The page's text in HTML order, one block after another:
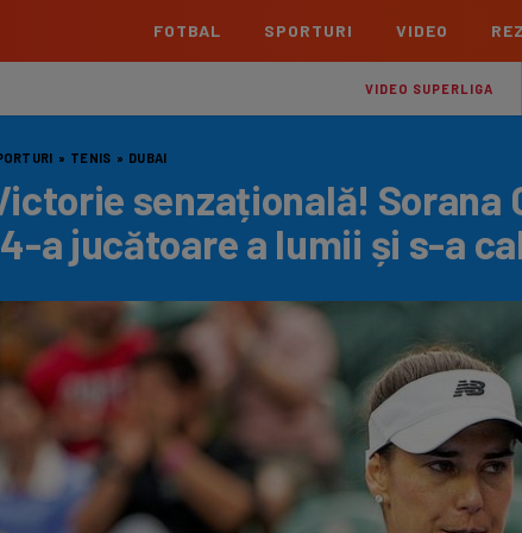
FOTBAL
Liga 2
Meciuri Clasament
Echipe Meciuri
TOATE ȘTIRILE
Echipe
La
Echipe
Echipe
Echipe
SPORTURI VIDEO
VIDEO SUPERLIGA
» TENIS » DUBAI
senzațională! Sorana
a jucătoare a lumii și s-a